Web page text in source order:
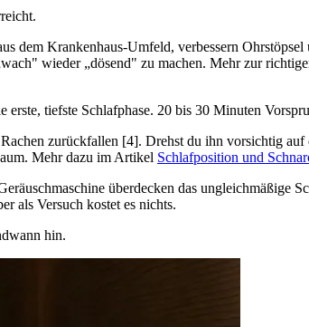
Krankenhaus-Umfeld, verbessern Ohrstöpsel
wieder „dösend" zu machen. Mehr zur
tiefste Schlafphase. 20 bis 30 Minuten
zurückfallen [4]. Drehst du ihn vorsichtig
Mehr dazu im Artikel Schlafposition und
überdecken das ungleichmäßige
als Versuch kostet es nichts.
hin.